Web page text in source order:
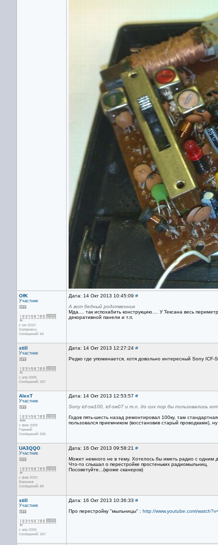
OfK
Участник
с окт 2010
Хабаровск
Сообщений: 66
Дата: 14 Окт 2013 10:45:09 #
А вот бедный родственник
Мда.... так испохабить конструкцию.... У Тексана весь
декоративной панели и т.п.
still
Участник
с апр 2009
Сообщений: 267
Дата: 14 Окт 2013 12:27:24 #
Редко где упоминается, хотя довольно интересный Sony ICF-
AlexT
Участник
с фев 2009
Горький
Сообщений: 506
Дата: 14 Окт 2013 12:53:57 #
Sony icf-sw100, icf-sw07 и т.п. до сих пор бы пользовались
Годов пять-шесть назад ремонтировал 100ку, там
пользовался приемником (восстановив старый проводками),
UA3QQO
Участник
с фев 2010
Воронеж
Сообщений: 89
Дата: 16 Окт 2013 09:58:21 #
Может немного не в тему. Хотелось бы иметь радио с
Что-то слышал о перестройке простеньких радиомыльниц.
Посоветуйте...(кроме сканеров)
still
Участник
с апр 2009
Сообщений: 267
Дата: 16 Окт 2013 10:36:33 #
Про перестройку "мыльницы" : http://www.youtube.com/